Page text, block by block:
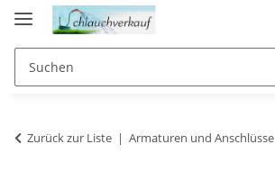
Zurück zur Liste Armaturen und Anschlüsse